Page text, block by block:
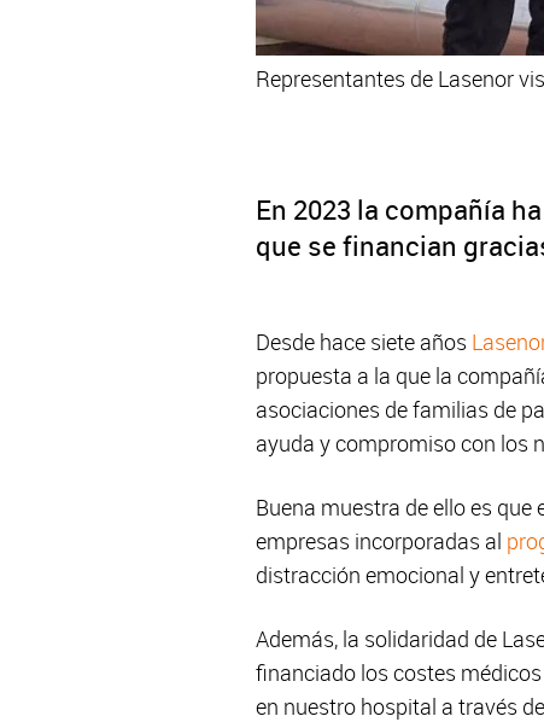
Representantes de Lasenor
En 2023 la compañía
que se financian
Desde hace siete años
propuesta a la que la
asociaciones de familias de
ayuda y compromiso con los
Buena muestra de ello es
empresas incorporadas al
distracción emocional y
Además, la solidaridad de
financiado los costes
en nuestro hospital a través